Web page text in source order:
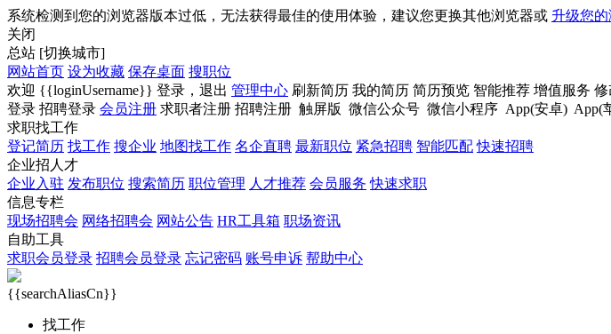
系统检测到您的浏览器版本过低，无法获得最佳的使用体验，建议您更换其他浏览器或 升级您
关闭
总站 [切换城市]
网站首页 设为收藏 保存桌面 搜职位
欢迎 {{loginUsername}} 登录， 退出 管理中心 刷新简历 我的简历 简历预览 智能推荐 增值服务 修
登录 招聘登录 会员注册 求职者注册 招聘注册 触屏版 微信公众号 微信小程序 App(安卓) App(
求职找工作
登记简历 找工作 搜企业 地图找工作 名企直聘 最新职位 紧急招聘 智能匹配 快速招聘
企业招人才
企业入驻 发布职位 搜索简历 职位管理 人才推荐 会员服务 快速求职
信息专栏
现场招聘会 网络招聘会 网站公告 HR工具箱 职场资讯
自助工具
求职会员登录 招聘会员登录 忘记密码 账号申诉 帮助中心
{{searchAliasCn}}
找工作